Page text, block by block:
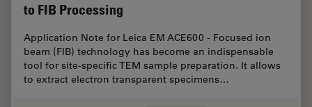
to FIB Processing
Application Note for Leica EM ACE600 - Focused ion
beam (FIB) technology has become an indispensable
tool for site-specific TEM sample preparation. It allows
to extract electron transparent specimens…